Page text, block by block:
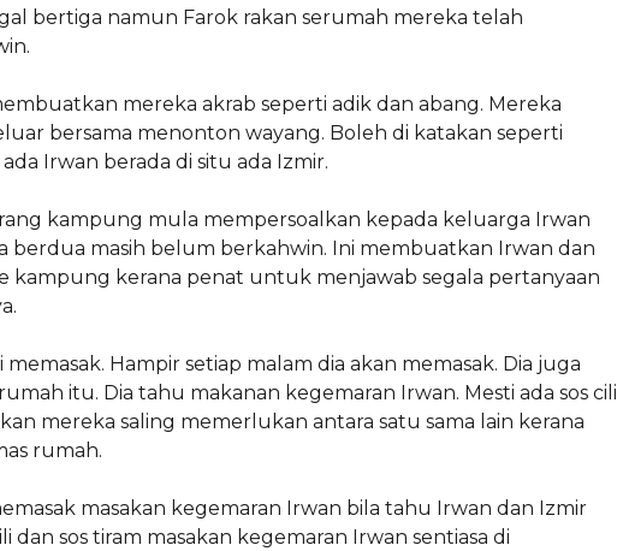
bertiga namun Farok rakan serumah mereka telah
mereka akrab seperti adik dan abang. Mereka
bersama menonton wayang. Boleh di katakan seperti
Irwan berada di situ ada Izmir.
kampung mula mempersoalkan kepada keluarga Irwan
berdua masih belum berkahwin. Ini membuatkan Irwan dan
kampung kerana penat untuk menjawab segala pertanyaan
Hampir setiap malam dia akan memasak. Dia juga
itu. Dia tahu makanan kegemaran Irwan. Mesti ada sos cili
mereka saling memerlukan antara satu sama lain kerana
rumah.
masakan kegemaran Irwan bila tahu Irwan dan Izmir
dan sos tiram masakan kegemaran Irwan sentiasa di